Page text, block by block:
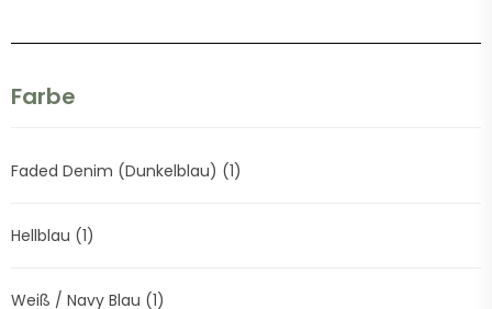
Farbe
Faded Denim (Dunkelblau) (1)
Hellblau (1)
Weiß / Navy Blau (1)